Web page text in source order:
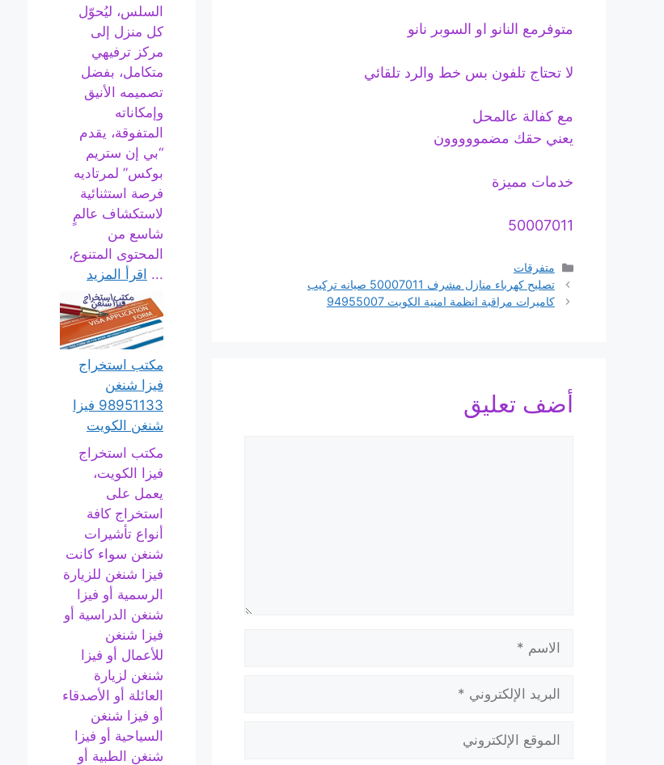
متوفرمع النانو او السوبر نانو
لا تحتاج تلفون بس خط والرد تلقائي
مع كفالة عالمحل
يعني حقك مضمووووون
خدمات مميزة
50007011
التصنيفات
متفرقات
تصليح كهرباء منازل مشرف 50007011 صيانه تركيب
كاميرات مراقبة انظمة امنية الكويت 94955007
أضف تعليق
الاسم
البريد
الإلكتروني
الموقع
الإلكتروني
السلس، ليُحوّل
كل منزل إلى
مركز ترفيهي
متكامل، بفضل
تصميمه الأنيق
وإمكاناته
المتفوقة، يقدم
“بي إن ستريم
بوكس” لمرتاديه
فرصة استثنائية
لاستكشاف عالمٍ
شاسع من
المحتوى المتنوع،
... اقرأ المزيد
مكتب استخراج
فيزا شنغن
98951133 فيزا
شنغن الكويت
مكتب استخراج
فيزا الكويت،
يعمل على
استخراج كافة
أنواع تأشيرات
شنغن سواء كانت
فيزا شنغن للزيارة
الرسمية أو فيزا
شنغن الدراسية أو
فيزا شنغن
للأعمال أو فيزا
شنغن لزيارة
العائلة أو الأصدقاء
أو فيزا شنغن
السياحية أو فيزا
شنغن الطبية أو